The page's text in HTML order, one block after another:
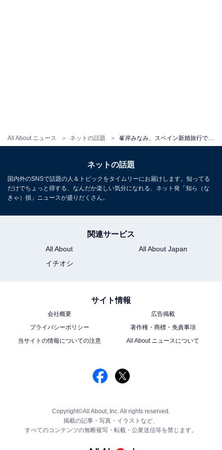
All About ニュース ネットの話題
ネットの話題
国内外のSNSで話題の人＆トピックをタイムリーにお届けします。知ってる
だけでちょっと得する、なんだか楽しい気分になれる、ネット発「知ら（な
きゃ）損」ニュースが盛りだくさん。
関連サービス
All About
All About Japan
イチオシ
サイト情報
会社概要
広告掲載
プライバシーポリシー
著作権・商標・免責事項
当サイトの情報についての注意
All About ニュースについて
Copyright©All About, Inc. All rights reserved.
掲載の記事・写真・イラストなど、
すべてのコンテンツの無断複写・転載・公衆送信等を禁じます。